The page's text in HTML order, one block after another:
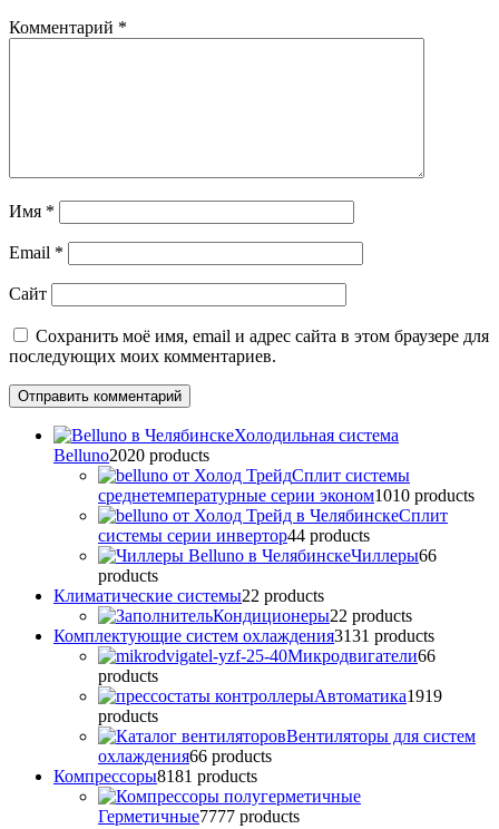
Комментарий *
Имя *
Email *
Сайт
Сохранить моё имя, email и адрес сайта в этом браузере для
последующих моих комментариев.
Холодильная система
Belluno2020 products
Сплит системы
среднетемпературные серии эконом1010 products
Сплит
системы серии инвертор44 products
Чиллеры66
products
Климатические системы22 products
Кондиционеры22 products
Комплектующие систем охлаждения3131 products
Микродвигатели66
products
Автоматика1919
products
Вентиляторы для систем
охлаждения66 products
Компрессоры8181 products
Герметичные7777 products